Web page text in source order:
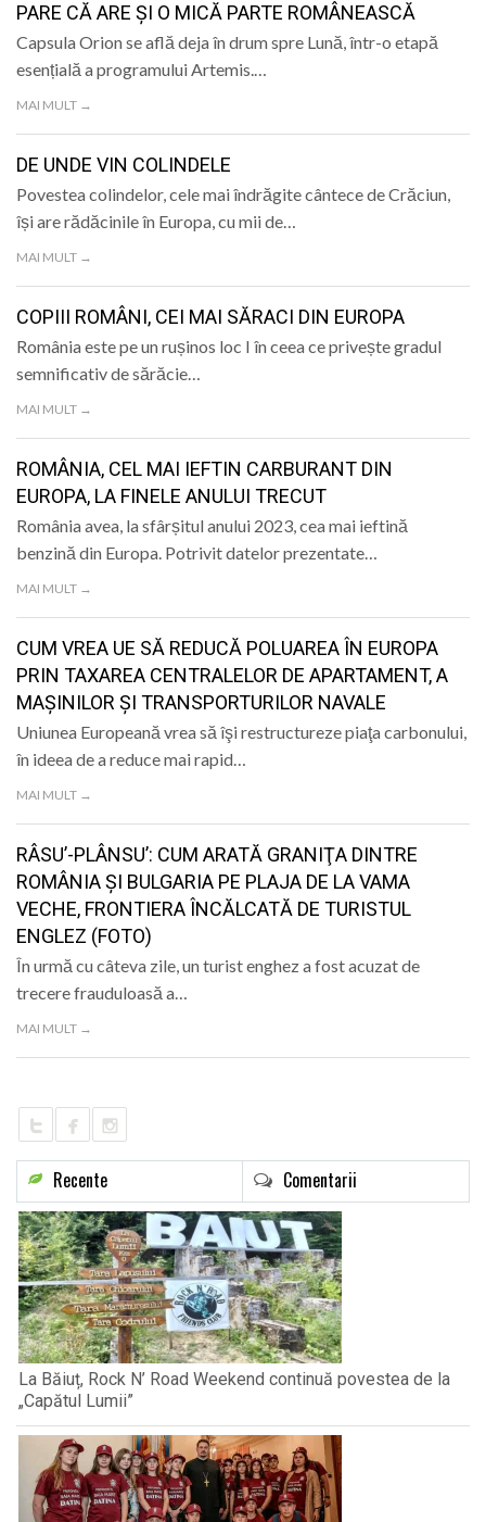
PARE CĂ ARE ȘI O MICĂ PARTE ROMÂNEASCĂ
Capsula Orion se află deja în drum spre Lună, într-o etapă
esențială a programului Artemis.…
MAI MULT →
DE UNDE VIN COLINDELE
Povestea colindelor, cele mai îndrăgite cântece de Crăciun,
își are rădăcinile în Europa, cu mii de…
MAI MULT →
COPIII ROMÂNI, CEI MAI SĂRACI DIN EUROPA
România este pe un rușinos loc I în ceea ce privește gradul
semnificativ de sărăcie…
MAI MULT →
ROMÂNIA, CEL MAI IEFTIN CARBURANT DIN
EUROPA, LA FINELE ANULUI TRECUT
România avea, la sfârșitul anului 2023, cea mai ieftină
benzină din Europa. Potrivit datelor prezentate…
MAI MULT →
CUM VREA UE SĂ REDUCĂ POLUAREA ÎN EUROPA
PRIN TAXAREA CENTRALELOR DE APARTAMENT, A
MAȘINILOR ȘI TRANSPORTURILOR NAVALE
Uniunea Europeană vrea să îşi restructureze piaţa carbonului,
în ideea de a reduce mai rapid…
MAI MULT →
RÂSU’-PLÂNSU’: CUM ARATĂ GRANIŢA DINTRE
ROMÂNIA ŞI BULGARIA PE PLAJA DE LA VAMA
VECHE, FRONTIERA ÎNCĂLCATĂ DE TURISTUL
ENGLEZ (FOTO)
În urmă cu câteva zile, un turist enghez a fost acuzat de
trecere frauduloasă a…
MAI MULT →
Recente Comentarii
La Băiuț, Rock N’ Road Weekend continuă povestea de la
„Capătul Lumii”